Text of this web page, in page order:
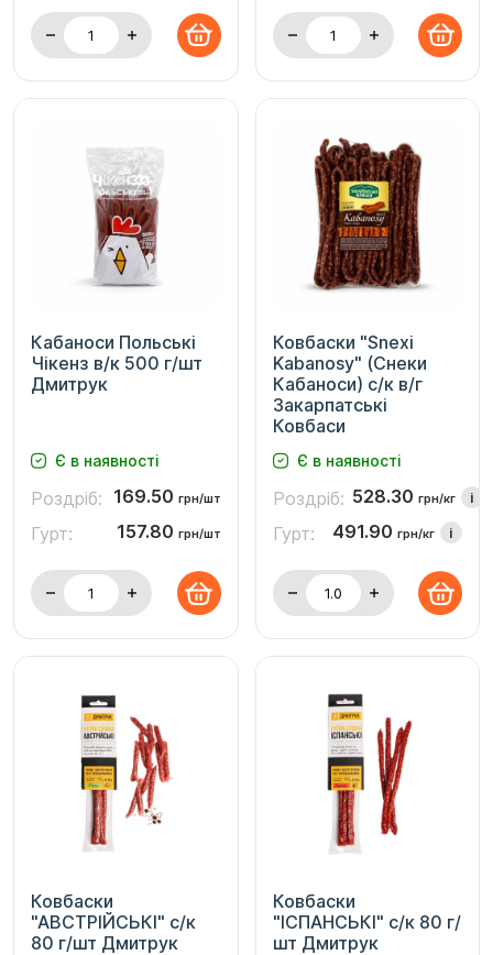
Кабаноси Польські
Чікенз в/к 500 г/шт
Дмитрук
Є в наявності
Роздріб: 169.50 грн/шт
Гурт: 157.80 грн/шт
Ковбаски "Snexi
Kabanosy" (Снеки
Кабаноси) с/к в/г
Закарпатські
Ковбаси
Є в наявності
Роздріб: 528.30 грн/кг i
Гурт: 491.90 грн/кг i
Ковбаски
"АВСТРІЙСЬКІ" с/к
80 г/шт Дмитрук
Ковбаски
"ІСПАНСЬКІ" с/к 80 г/
шт Дмитрук